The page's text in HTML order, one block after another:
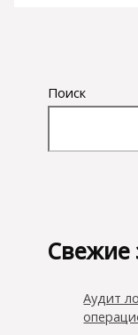
Поиск
Свежие
Аудит